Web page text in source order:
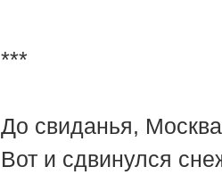
***
До свиданья,
Вот и сдвинулся